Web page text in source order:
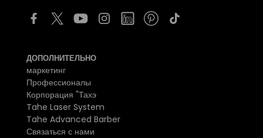
ДОПОЛНИТЕЛЬНО
маркетинг
Профессионалы
Корпорация "Тахэ
Tahe Laser System
Tahe Advanced Barber
Связаться с нами